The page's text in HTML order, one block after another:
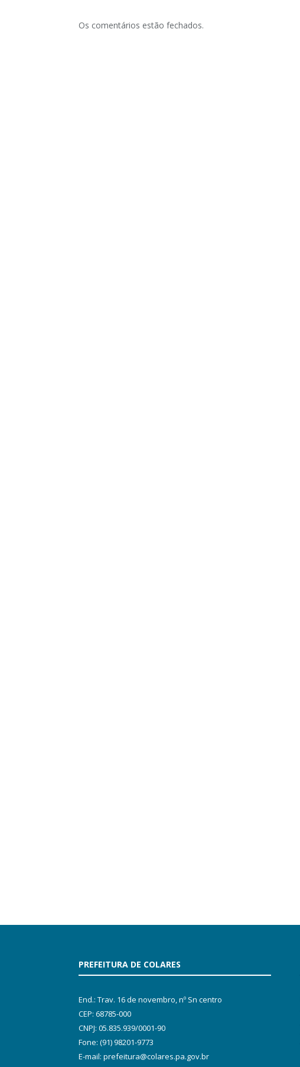
Os comentários estão fechados.
PREFEITURA DE COLARES
End.: Trav. 16 de novembro, nº Sn centro
CEP: 68785-000
CNPJ: 05.835.939/0001-90
Fone: (91) 98201-9773
E-mail: prefeitura@colares.pa.gov.br